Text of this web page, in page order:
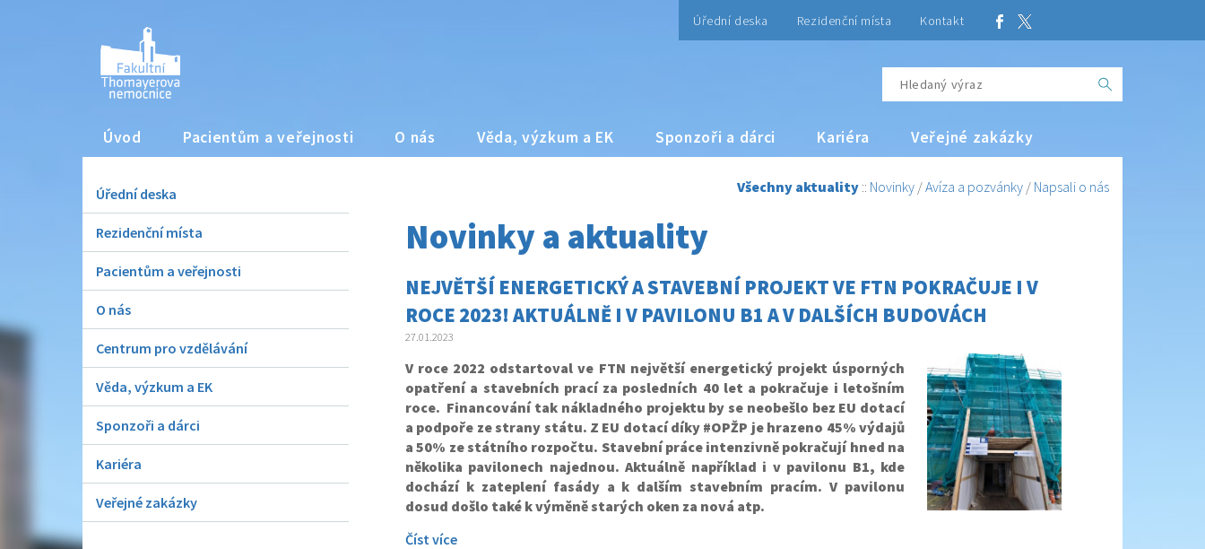
Úřední deska Rezidenční místa Kontakt
Úvod Pacientům a veřejnosti O nás Věda, výzkum a EK Sponzoři a dárci Kariéra Veřejné zakázky
Úřední deska
Rezidenční místa
Pacientům a veřejnosti
O nás
Centrum pro vzdělávání
Věda, výzkum a EK
Sponzoři a dárci
Kariéra
Veřejné zakázky
Všechny aktuality :: Novinky /Avíza a pozvánky / Napsali o nás
Novinky a aktuality
NEJVĚTŠÍ ENERGETICKÝ A STAVEBNÍ PROJEKT VE FTN POKRAČUJE I V
ROCE 2023! AKTUÁLNĚ I V PAVILONU B1 A V DALŠÍCH BUDOVÁCH
27.01.2023
V roce 2022 odstartoval ve FTN největší energetický projekt úsporných
opatření a stavebních prací za posledních 40 let a pokračuje i letošním
roce. Financování tak nákladného projektu by se neobešlo bez EU dotací
a podpoře ze strany státu. Z EU dotací díky #OPŽP je hrazeno 45% výdajů
a 50% ze státního rozpočtu. Stavební práce intenzivně pokračují hned na
několika pavilonech najednou. Aktuálně například i v pavilonu B1, kde
dochází k zateplení fasády a k dalším stavebním pracím. V pavilonu
dosud došlo také k výměně starých oken za nová atp.
Číst více